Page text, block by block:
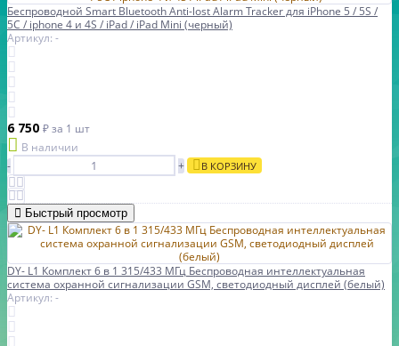
Беспроводной Smart Bluetooth Anti-lost Alarm Tracker для iPhone 5 / 5S /
5C / iphone 4 и 4S / iPad / iPad Mini (черный)
Артикул: -
6 750 ₽за 1 шт
В наличии
-
+ В КОРЗИНУ
Быстрый просмотр
DY- L1 Комплект 6 в 1 315/433 МГц Беспроводная интеллектуальная
система охранной сигнализации GSM, светодиодный дисплей (белый)
Артикул: -